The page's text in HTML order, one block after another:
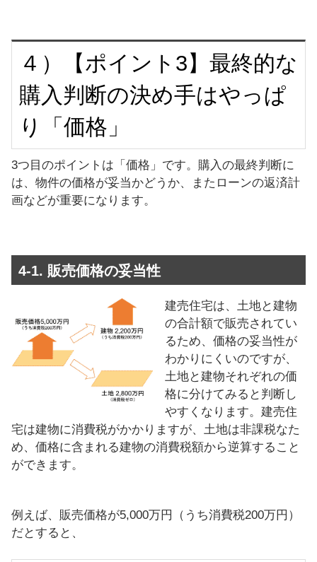
４）【ポイント3】最終的な
購入判断の決め手はやっぱ
り「価格」
3つ目のポイントは「価格」です。購入の最終判断に
は、物件の価格が妥当かどうか、またローンの返済計
画などが重要になります。
4-1. 販売価格の妥当性
建売住宅は、土地と建物
の合計額で販売されてい
るため、価格の妥当性が
わかりにくいのですが、
土地と建物それぞれの価
格に分けてみると判断し
やすくなります。建売住
宅は建物に消費税がかかりますが、土地は非課税なた
め、価格に含まれる建物の消費税額から逆算すること
ができます。
例えば、販売価格が5,000万円（うち消費税200万円）
だとすると、